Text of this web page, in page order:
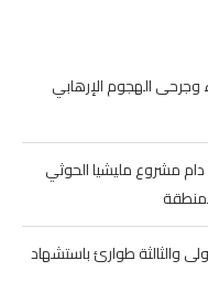
الهجوم الإرهابي
دام مشروع مليشيا الحوثي
والثالثة طوارئ باستشهاد